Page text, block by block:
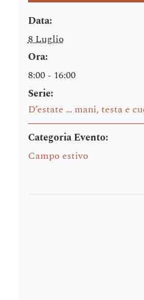
Data:
8 Luglio
Ora:
8:00 - 16:00
Serie:
D’estate … mani, testa e
Categoria Evento:
Campo estivo